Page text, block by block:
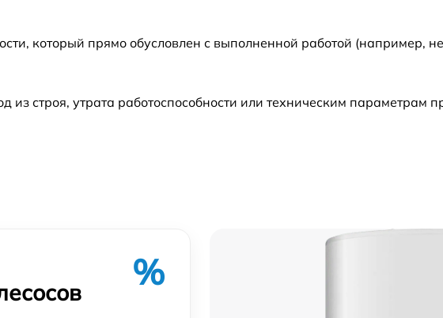
от 60 мин
от 60 мин
который прямо обусловлен с выполненной работой (например,
строя, утрата работоспособности или техническим параметрам
%